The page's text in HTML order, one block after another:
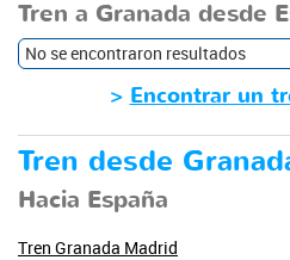
Tren a Granada desde
No se encontraron resultados
> Encontrar un
Tren desde
Hacia España
Tren Granada Madrid